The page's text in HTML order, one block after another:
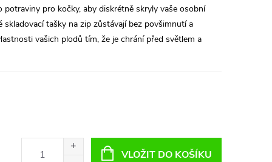
potraviny pro kočky, aby diskrétně skryly vaše osobní
skladovací tašky na zip zůstávají bez povšimnutí a
vašich plodů tím, že je chrání před světlem a
VLOŽIT DO KOŠÍKU